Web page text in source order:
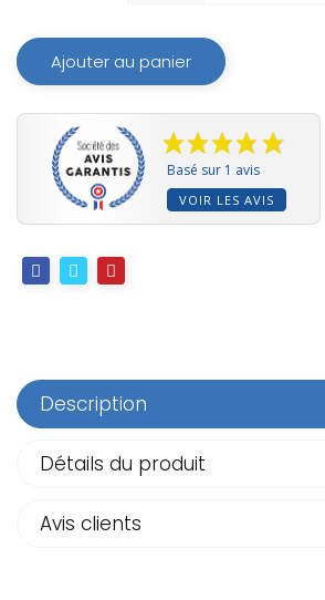
Ajouter au panier
Basé sur 1 avis
VOIR LES AVIS
Description
Détails du produit
Avis clients